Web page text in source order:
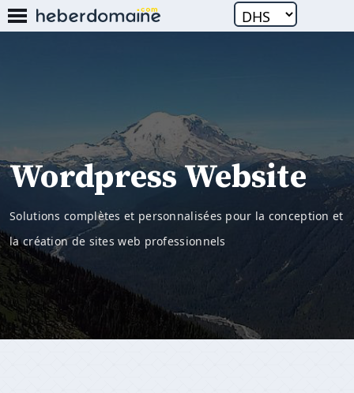
Wordpress Website
Solutions complètes et personnalisées pour la conception et
la création de sites web professionnels